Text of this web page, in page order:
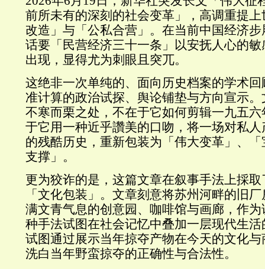
前所未有的深刻的社会变革」，高调重提
改造」与「公私合营」。在当前中国经济
话要「民营经济三十一条」以安抚人心的
出现，显得尤为刺眼且突兀。
这绝非一次单纯的、面向历史档案的学术
准计算的政治试探、舆论铺垫与方向宣示
不寒而栗之处，不在于它如何剪辑一九五
于它用一种近乎讚美的口吻，将一场对私
的残酷历史，重新包装为「伟大变革」、
支撑」。
更为狡诈的是，这篇文章在叙事手法上採
「文化包装」。文章刻意将苏州河畔的旧
满文青气息的创意园、咖啡馆与画廊，作
种手法试图在社会记忆中叠加一层现代生
试图通过展示当年掠夺产物在今天的文化
洗白当年野蛮掠夺的正确性与合法性。